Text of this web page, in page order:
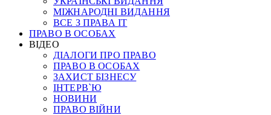
МІЖНАРОДНІ ВИДАННЯ
ВСЕ З ПРАВА ІТ
ПРАВО В ОСОБАХ
ВІДЕО
ДІАЛОГИ ПРО ПРАВО
ПРАВО В ОСОБАХ
ЗАХИСТ БІЗНЕСУ
ІНТЕРВ`Ю
НОВИНИ
ПРАВО ВІЙНИ